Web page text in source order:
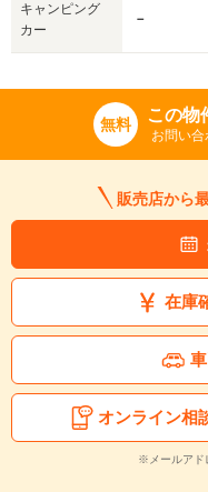
キャンピング
カー
－
無料 この物
お問い
販売店から
在庫
オンライン相
※メールアド